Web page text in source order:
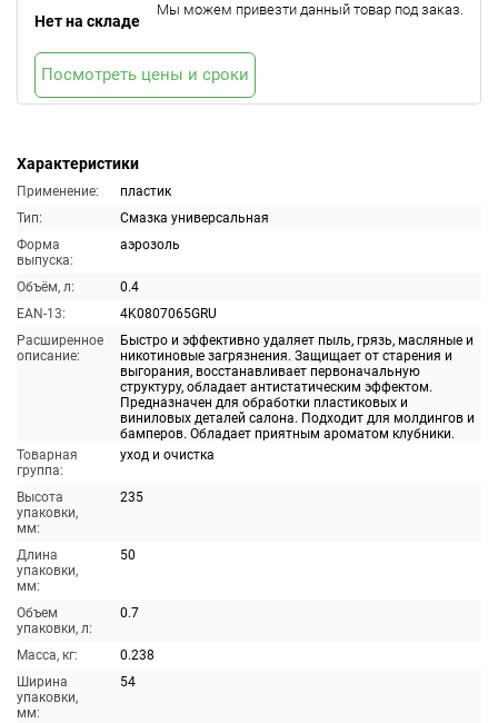
Характеристики
Применение:
пластик
Тип:
Смазка универсальная
Форма
выпуска:
аэрозоль
Объём, л:
0.4
EAN-13:
4K0807065GRU
Расширенное
описание:
Быстро и эффективно удаляет пыль, грязь, масляные и
никотиновые загрязнения. Защищает от старения и
выгорания, восстанавливает первоначальную
структуру, обладает антистатическим эффектом.
Предназначен для обработки пластиковых и
виниловых деталей салона. Подходит для молдингов и
бамперов. Обладает приятным ароматом клубники.
Товарная
группа:
уход и очистка
Высота
упаковки,
мм:
235
Длина
упаковки,
мм:
50
Объем
упаковки, л:
0.7
Масса, кг:
0.238
Ширина
упаковки,
мм:
54
Нет на складе
Мы можем привезти данный товар под заказ.
Посмотреть цены и сроки